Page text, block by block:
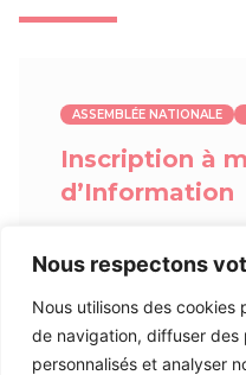
Nous respectons
Nous utilisons des cookies
de navigation, diffuser des
personnalisés et analyser
ASSEMBLÉE NATIONALE
Inscription à
d’Information
Inscrivez-vous à ma
rester informé sur
et locale ensuivant